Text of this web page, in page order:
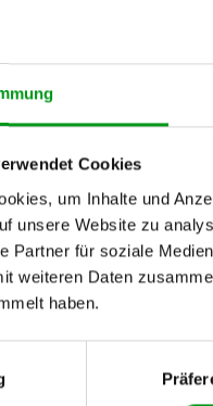
Cookies
um Inhalte und
unsere Website zu
Partner für soziale
weiteren Daten
haben.
in die
wir uns oft
Doch das
goldenen Jahren sind.